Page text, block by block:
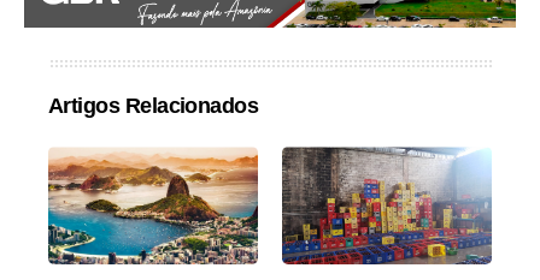
Artigos Relacionados